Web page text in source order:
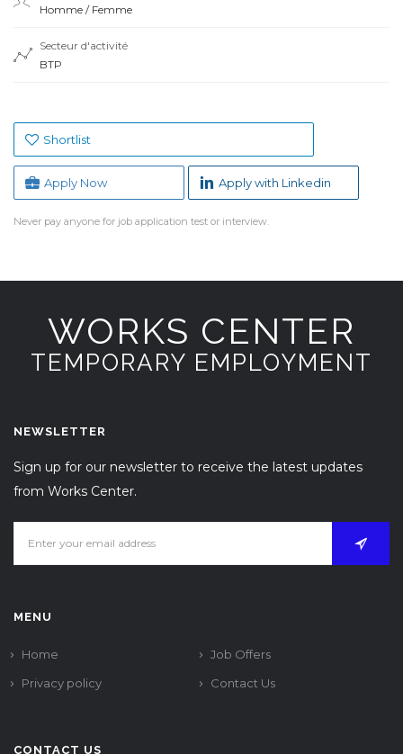
Homme / Femme
Secteur d'activité
BTP
Shortlist
Apply Now Apply with Linkedin
Never pay anyone for job application test or interview.
WORKS CENTER
TEMPORARY EMPLOYMENT
NEWSLETTER
Sign up for our newsletter to receive the latest updates
from Works Center.
MENU
Home
Job Offers
Privacy policy
Contact Us
CONTACT US